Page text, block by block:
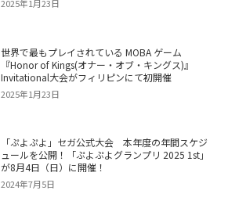
2025年1月23日
世界で最もプレイされている MOBA ゲーム
『Honor of Kings(オナー・オブ・キングス)』
Invitational大会がフィリピンにて初開催
2025年1月23日
「ぷよぷよ」セガ公式大会 本年度の年間スケジ
ュールを公開！「ぷよぷよグランプリ 2025 1st」
が8月4日（日）に開催！
2024年7月5日